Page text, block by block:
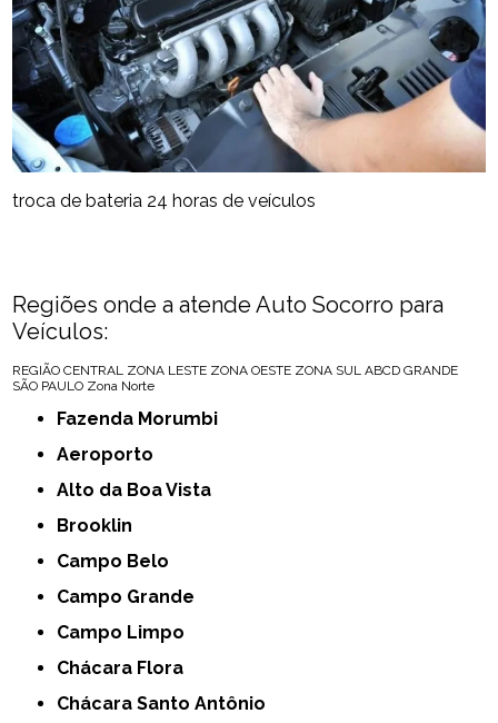
troca de bateria 24 horas de veículos
Regiões onde a atende Auto Socorro para
Veículos:
REGIÃO CENTRAL ZONA LESTE ZONA OESTE ZONA SUL ABCD GRANDE
SÃO PAULO Zona Norte
Fazenda Morumbi
Aeroporto
Alto da Boa Vista
Brooklin
Campo Belo
Campo Grande
Campo Limpo
Chácara Flora
Chácara Santo Antônio